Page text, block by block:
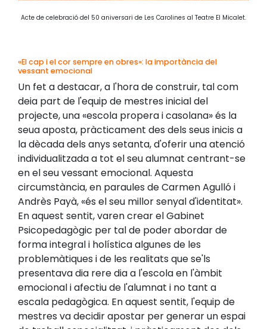
Acte de celebració del 50 aniversari de Les Carolines al Teatre El Micalet.
«El cap i el cor sempre en obres»: la importància del
vessant emocional
Un fet a destacar, a l'hora de construir, tal com
deia part de l'equip de mestres inicial del
projecte, una «escola propera i casolana» és la
seua aposta, pràcticament des dels seus inicis a
la dècada dels anys setanta, d'oferir una atenció
individualitzada a tot el seu alumnat centrant-se
en el seu vessant emocional. Aquesta
circumstància, en paraules de Carmen Agulló i
Andrès Payà, «és el seu millor senyal d'identitat».
En aquest sentit, varen crear el Gabinet
Psicopedagògic per tal de poder abordar de
forma integral i holística algunes de les
problemàtiques i de les realitats que se'ls
presentava dia rere dia a l'escola en l'àmbit
emocional i afectiu de l'alumnat i no tant a
escala pedagògica. En aquest sentit, l'equip de
mestres va decidir apostar per generar un espai